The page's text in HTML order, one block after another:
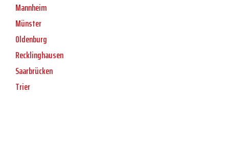
Mannheim
Münster
Oldenburg
Recklinghausen
Saarbrücken
Trier